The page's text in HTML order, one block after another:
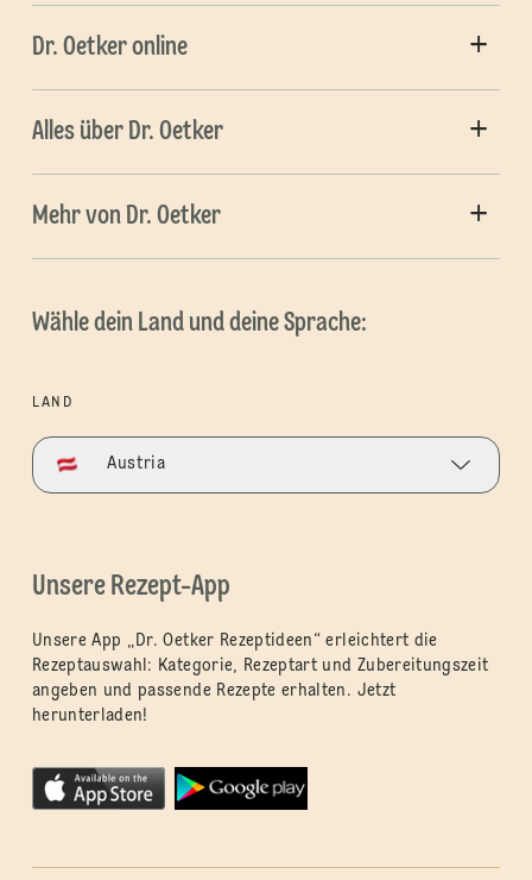
Dr. Oetker online
Alles über Dr. Oetker
Mehr von Dr. Oetker
Wähle dein Land und deine Sprache:
LAND
Austria
Unsere Rezept-App
Unsere App „Dr. Oetker Rezeptideen“ erleichtert die
Rezeptauswahl: Kategorie, Rezeptart und Zubereitungszeit
angeben und passende Rezepte erhalten. Jetzt
herunterladen!